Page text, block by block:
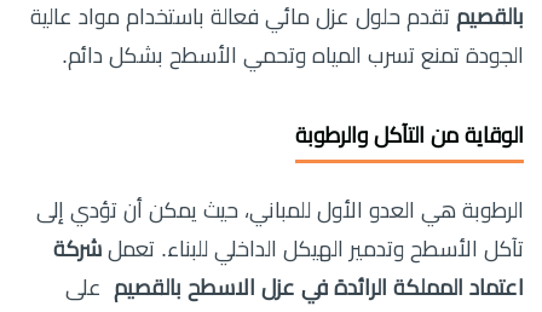
بالقصيم تقدم حلول عزل مائي فعالة باستخدام مواد عالية
الجودة تمنع تسرب المياه وتحمي الأسطح بشكل دائم.
الوقاية من التآكل والرطوبة
الرطوبة هي العدو الأول للمباني، حيث يمكن أن تؤدي إلى
تآكل الأسطح وتدمير الهيكل الداخلي للبناء. تعمل شركة
اعتماد المملكة الرائدة في عزل الاسطح بالقصيم
على